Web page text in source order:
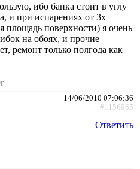
ибо банка стоит в углу
и при испарениях от 3х
площадь поверхности) я очень
на обоях, и прочие
ремонт только полгода как
14/06/2010 07:06:36
#1156965
Ответить